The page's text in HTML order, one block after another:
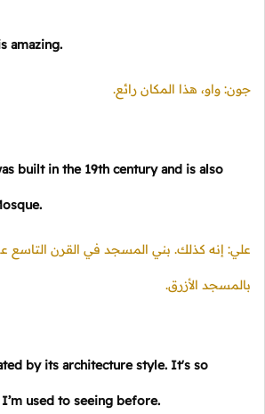
amazing.
جون: واو، هذا المكان رائع.
built in the 19th century and is also
علي: إنه كذلك. بني المسجد في القرن
بالمسجد الأزرق.
by its architecture style. It's so
used to seeing before.